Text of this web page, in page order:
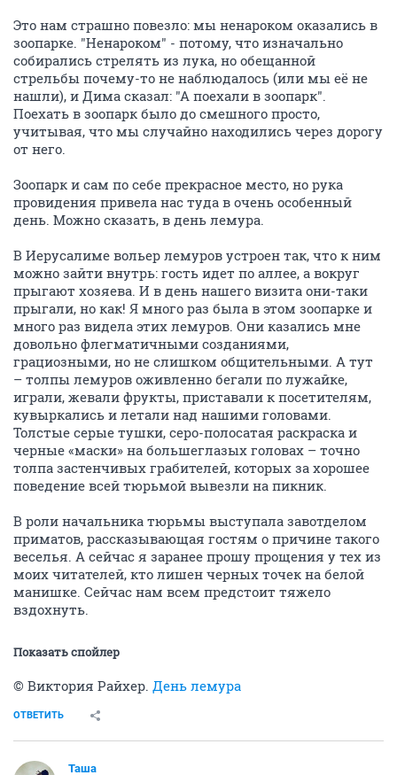
Это нам страшно повезло: мы ненароком оказались в
зоопарке. "Ненароком" - потому, что изначально
собирались стрелять из лука, но обещанной
стрельбы почему-то не наблюдалось (или мы её не
нашли), и Дима сказал: "А поехали в зоопарк".
Поехать в зоопарк было до смешного просто,
учитывая, что мы случайно находились через дорогу
от него.
Зоопарк и сам по себе прекрасное место, но рука
провидения привела нас туда в очень особенный
день. Можно сказать, в день лемура.
В Иерусалиме вольер лемуров устроен так, что к ним
можно зайти внутрь: гость идет по аллее, а вокруг
прыгают хозяева. И в день нашего визита они-таки
прыгали, но как! Я много раз была в этом зоопарке и
много раз видела этих лемуров. Они казались мне
довольно флегматичными созданиями,
грациозными, но не слишком общительными. А тут
– толпы лемуров оживленно бегали по лужайке,
играли, жевали фрукты, приставали к посетителям,
кувыркались и летали над нашими головами.
Толстые серые тушки, серо-полосатая раскраска и
черные «маски» на большеглазых головах – точно
толпа застенчивых грабителей, которых за хорошее
поведение всей тюрьмой вывезли на пикник.
В роли начальника тюрьмы выступала завотделом
приматов, рассказывающая гостям о причине такого
веселья. А сейчас я заранее прошу прощения у тех из
моих читателей, кто лишен черных точек на белой
манишке. Сейчас нам всем предстоит тяжело
вздохнуть.
Показать спойлер
© Виктория Райхер. День лемура
ОТВЕТИТЬ
Таша